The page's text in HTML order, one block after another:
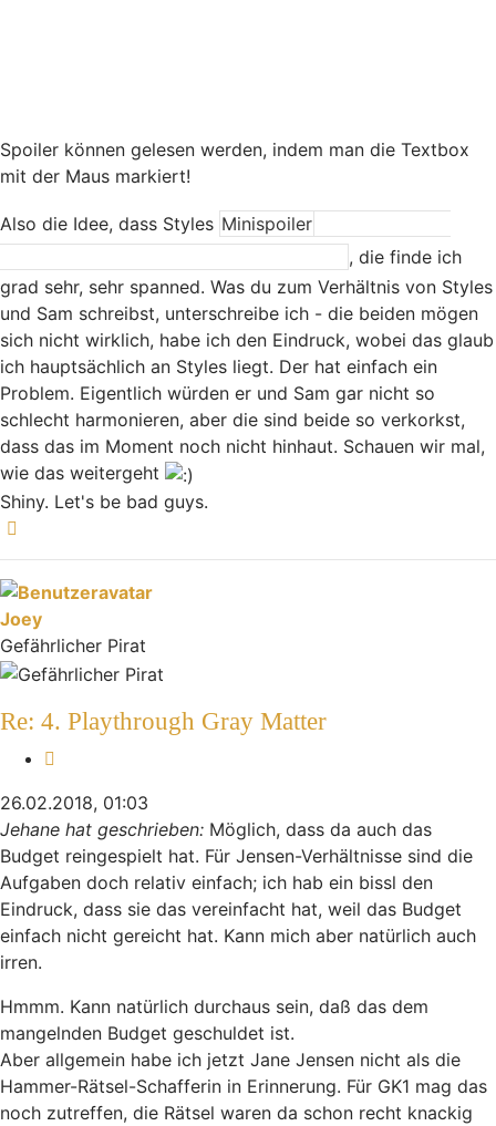
Spoiler können gelesen werden, indem man die Textbox
mit der Maus markiert!
Also die Idee, dass Styles Minispoiler
, die finde ich
grad sehr, sehr spanned. Was du zum Verhältnis von Styles
und Sam schreibst, unterschreibe ich - die beiden mögen
sich nicht wirklich, habe ich den Eindruck, wobei das glaub
ich hauptsächlich an Styles liegt. Der hat einfach ein
Problem. Eigentlich würden er und Sam gar nicht so
schlecht harmonieren, aber die sind beide so verkorkst,
dass das im Moment noch nicht hinhaut. Schauen wir mal,
wie das weitergeht
Shiny. Let's be bad guys.
Joey
Gefährlicher Pirat
Re: 4. Playthrough Gray Matter
26.02.2018, 01:03
Jehane hat geschrieben: Möglich, dass da auch das
Budget reingespielt hat. Für Jensen-Verhältnisse sind die
Aufgaben doch relativ einfach; ich hab ein bissl den
Eindruck, dass sie das vereinfacht hat, weil das Budget
einfach nicht gereicht hat. Kann mich aber natürlich auch
irren.
Hmmm. Kann natürlich durchaus sein, daß das dem
mangelnden Budget geschuldet ist.
Aber allgemein habe ich jetzt Jane Jensen nicht als die
Hammer-Rätsel-Schafferin in Erinnerung. Für GK1 mag das
noch zutreffen, die Rätsel waren da schon recht knackig